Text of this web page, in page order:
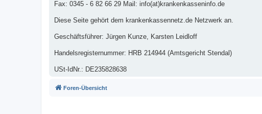
Fax: 0345 - 6 82 66 29 Mail: info(at)krankenkasseninfo.de
Diese Seite gehört dem krankenkassennetz.de Netzwerk an.
Geschäftsführer: Jürgen Kunze, Karsten Leidloff
Handelsregisternummer: HRB 214944 (Amtsgericht Stendal)
USt-IdNr.: DE235828638
Foren-Übersicht